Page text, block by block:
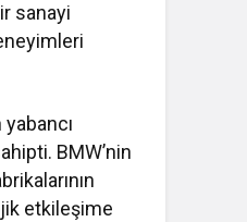
sanayi
BMW’nin
etkileşime